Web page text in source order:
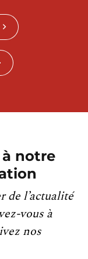
notre
de l’actualité
vous à
nos